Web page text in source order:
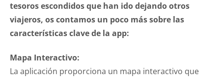
tesoros escondidos que han ido dejando otros
viajeros, os contamos un poco más sobre las
características clave de la app:
Mapa Interactivo:
La aplicación proporciona un mapa interactivo que